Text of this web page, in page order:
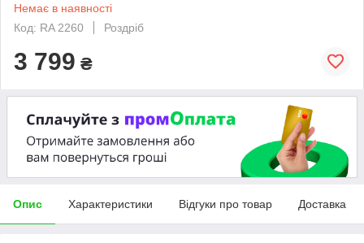
Немає в наявності
Код: RA 2260
Роздріб
3 799 ₴
Опис Характеристики Відгуки про товар Доставка